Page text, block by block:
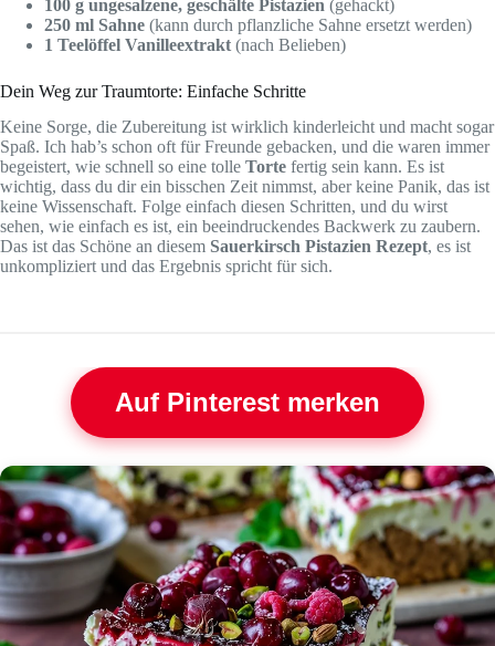
100 g ungesalzene, geschälte Pistazien (gehackt)
250 ml Sahne (kann durch pflanzliche Sahne ersetzt werden)
1 Teelöffel Vanilleextrakt (nach Belieben)
Dein Weg zur Traumtorte: Einfache Schritte
Keine Sorge, die Zubereitung ist wirklich kinderleicht und macht sogar
Spaß. Ich hab’s schon oft für Freunde gebacken, und die waren immer
begeistert, wie schnell so eine tolle Torte fertig sein kann. Es ist
wichtig, dass du dir ein bisschen Zeit nimmst, aber keine Panik, das ist
keine Wissenschaft. Folge einfach diesen Schritten, und du wirst
sehen, wie einfach es ist, ein beeindruckendes Backwerk zu zaubern.
Das ist das Schöne an diesem Sauerkirsch Pistazien Rezept, es ist
unkompliziert und das Ergebnis spricht für sich.
Auf Pinterest merken